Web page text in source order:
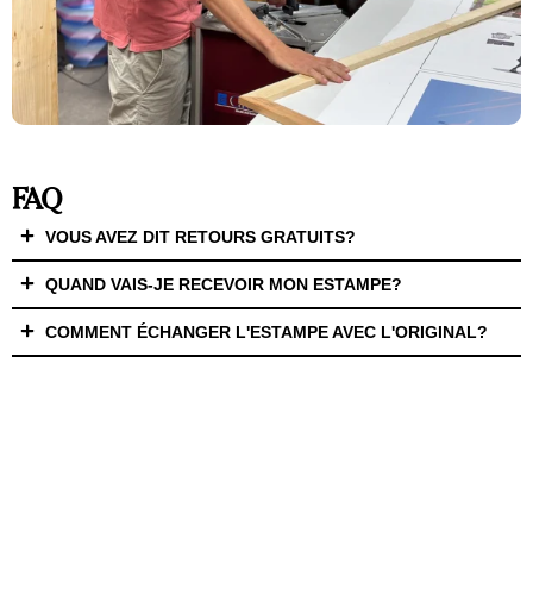
FAQ
VOUS AVEZ DIT RETOURS GRATUITS?
QUAND VAIS-JE RECEVOIR MON ESTAMPE?
COMMENT ÉCHANGER L'ESTAMPE AVEC L'ORIGINAL?